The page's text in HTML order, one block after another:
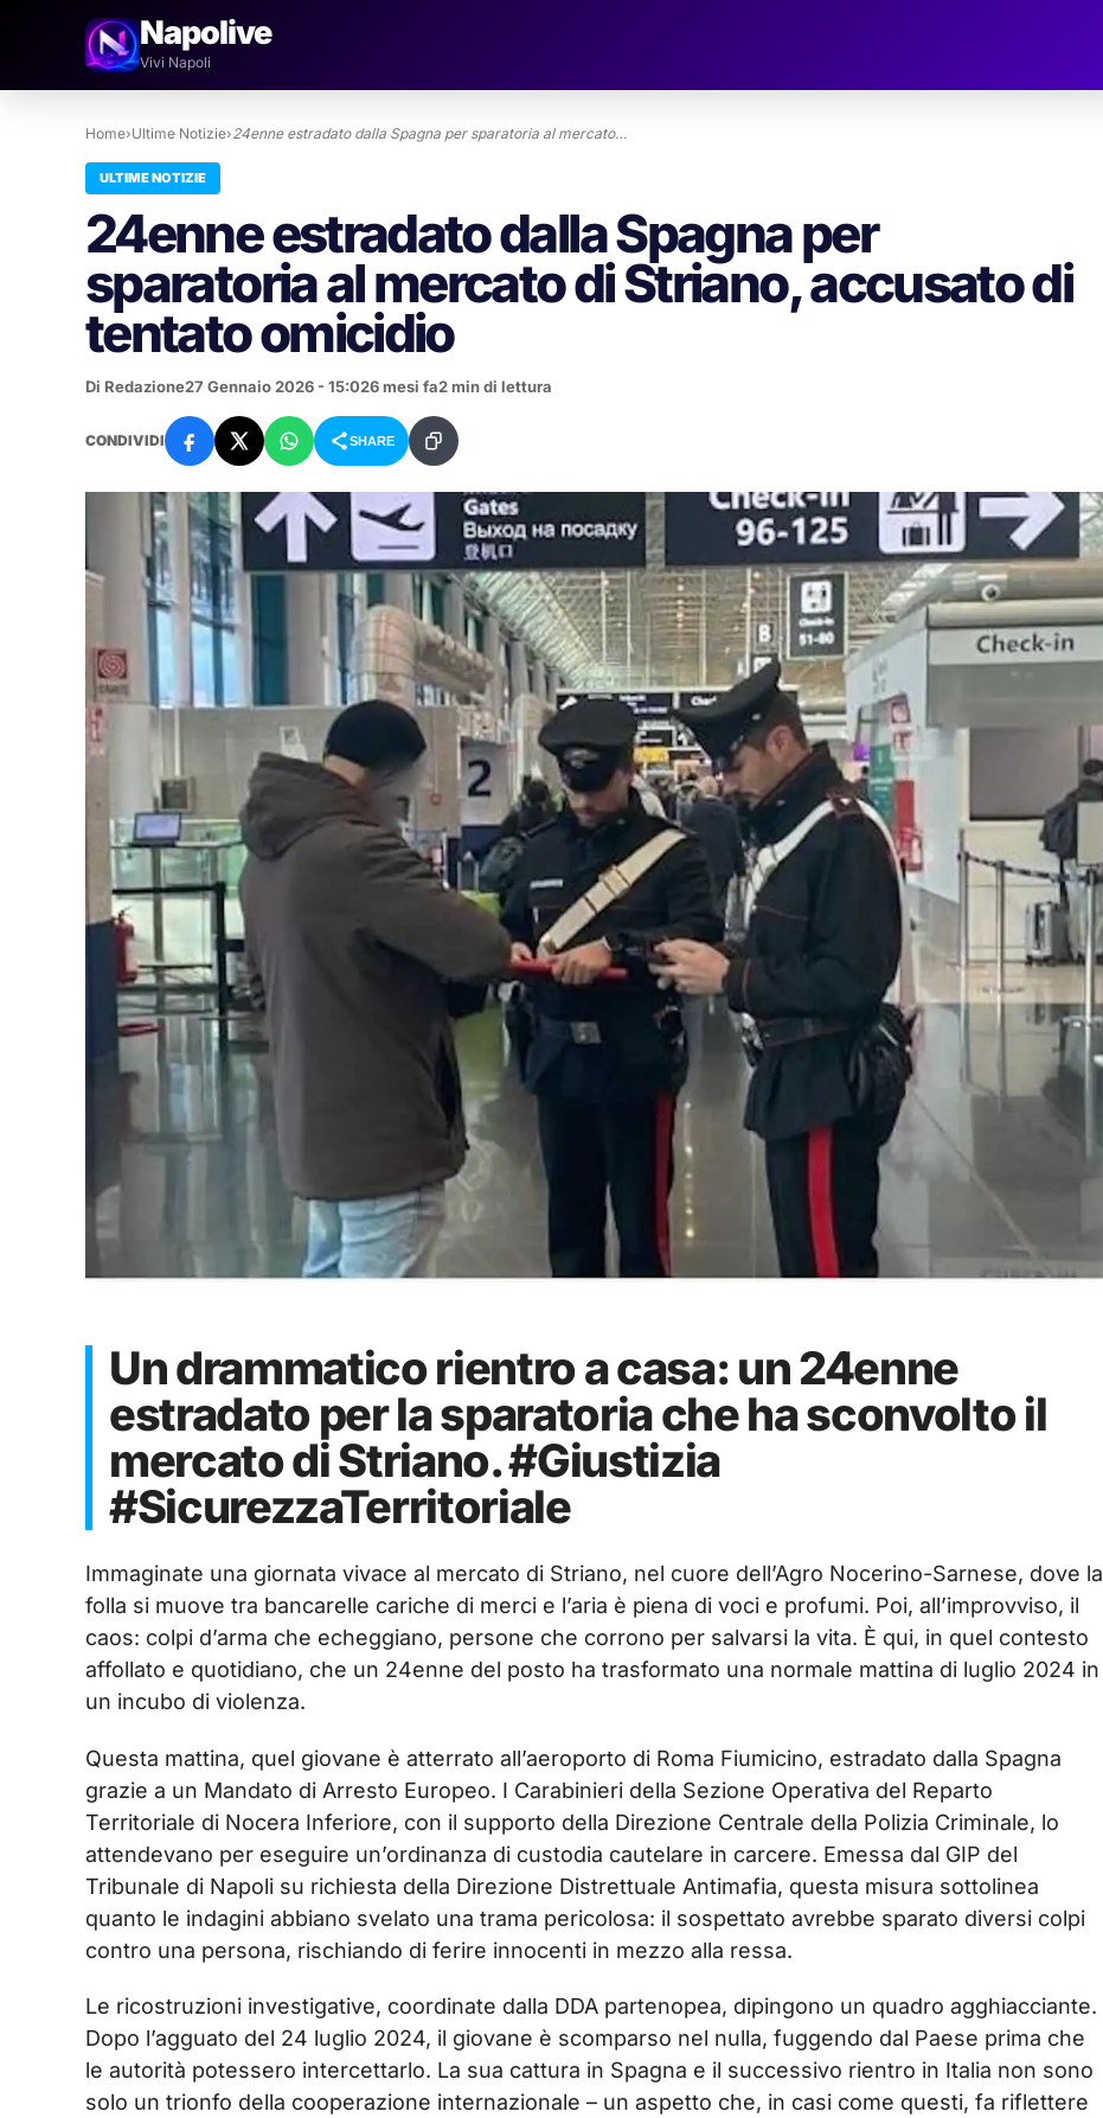
Napolive
Vivi Napoli
Home›Ultime Notizie›24enne estradato dalla Spagna per sparatoria al mercato…
ULTIME NOTIZIE
24enne estradato dalla Spagna per
sparatoria al mercato di Striano, accusato di
tentato omicidio
Di Redazione27 Gennaio 2026 - 15:026 mesi fa2 min di lettura
CONDIVIDI SHARE
Un drammatico rientro a casa: un 24enne
estradato per la sparatoria che ha sconvolto il
mercato di Striano. #Giustizia
#SicurezzaTerritoriale
Immaginate una giornata vivace al mercato di Striano, nel cuore dell’Agro Nocerino-Sarnese, dove la
folla si muove tra bancarelle cariche di merci e l’aria è piena di voci e profumi. Poi, all’improvviso, il
caos: colpi d’arma che echeggiano, persone che corrono per salvarsi la vita. È qui, in quel contesto
affollato e quotidiano, che un 24enne del posto ha trasformato una normale mattina di luglio 2024 in
un incubo di violenza.
Questa mattina, quel giovane è atterrato all’aeroporto di Roma Fiumicino, estradato dalla Spagna
grazie a un Mandato di Arresto Europeo. I Carabinieri della Sezione Operativa del Reparto
Territoriale di Nocera Inferiore, con il supporto della Direzione Centrale della Polizia Criminale, lo
attendevano per eseguire un’ordinanza di custodia cautelare in carcere. Emessa dal GIP del
Tribunale di Napoli su richiesta della Direzione Distrettuale Antimafia, questa misura sottolinea
quanto le indagini abbiano svelato una trama pericolosa: il sospettato avrebbe sparato diversi colpi
contro una persona, rischiando di ferire innocenti in mezzo alla ressa.
Le ricostruzioni investigative, coordinate dalla DDA partenopea, dipingono un quadro agghiacciante.
Dopo l’agguato del 24 luglio 2024, il giovane è scomparso nel nulla, fuggendo dal Paese prima che
le autorità potessero intercettarlo. La sua cattura in Spagna e il successivo rientro in Italia non sono
solo un trionfo della cooperazione internazionale – un aspetto che, in casi come questi, fa riflettere